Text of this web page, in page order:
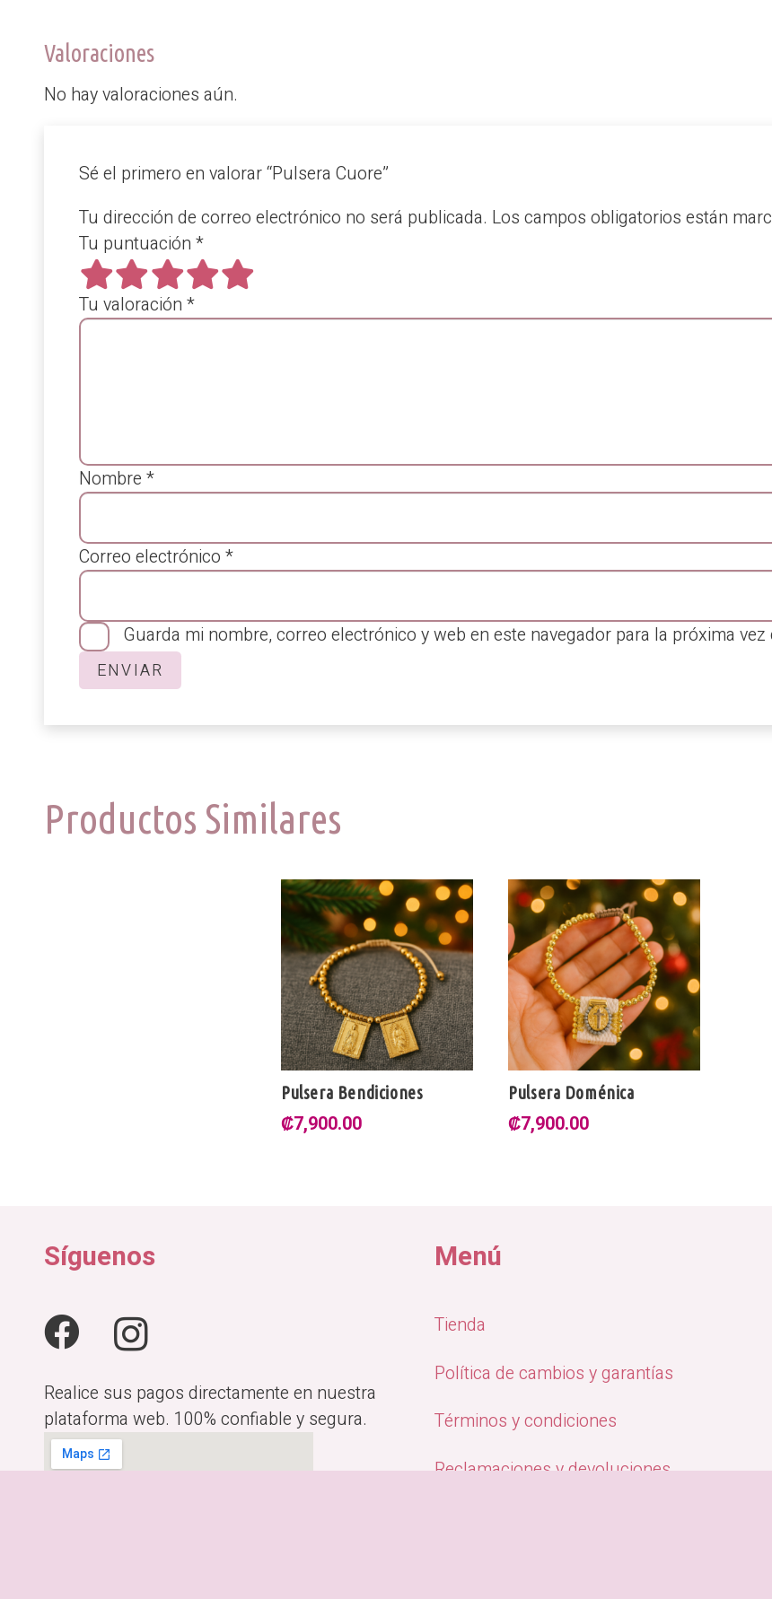
Valoraciones
No hay valoraciones aún.
Sé el primero en valorar “Pulsera Cuore”
Tu dirección de correo electrónico no será publicada. Los campos obligatorios están
Tu puntuación*
Tu valoración*
Nombre*
Correo electrónico*
Guarda mi nombre, correo electrónico y web en este navegador para la próxima
Productos Similares
Pulsera Bendiciones
₡7,900.00
Pulsera Doménica
₡7,900.00
Síguenos
Realice sus pagos directamente en nuestra
plataforma web. 100% confiable y segura.
Menú
Tienda
Política de cambios y garantías
Términos y condiciones
Reclamaciones y devoluciones